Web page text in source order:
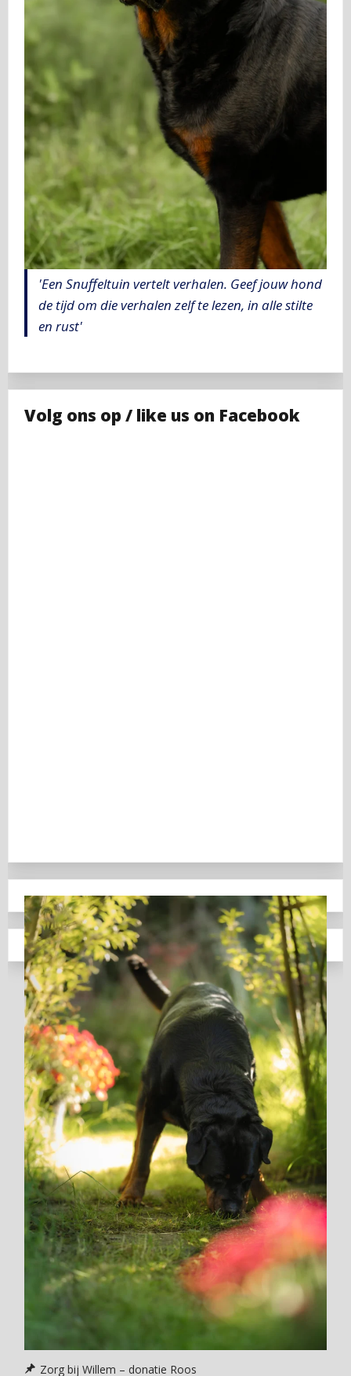
'Een Snuffeltuin vertelt verhalen. Geef jouw hond
de tijd om die verhalen zelf te lezen, in alle stilte
en rust'
Volg ons op / like us on Facebook
Zorg bij Willem – donatie Roos